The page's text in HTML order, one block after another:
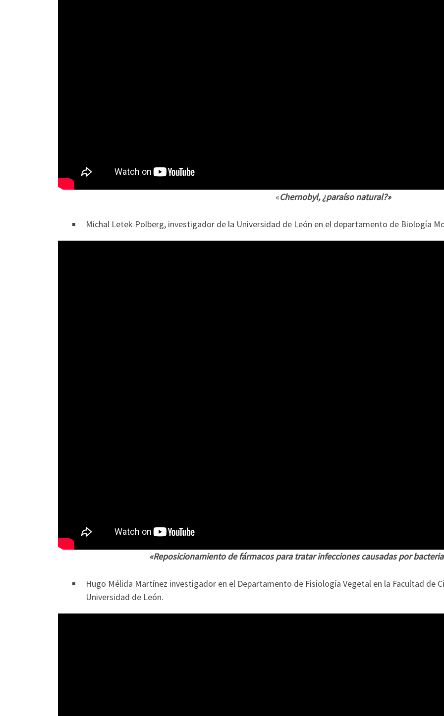
«Chernobyl, ¿paraíso natural?»
Michal Letek Polberg, investigador de la Universidad de León en el departamento de Biología
«Reposicionamiento de fármacos para tratar infecciones causadas por
Hugo Mélida Martínez investigador en el Departamento de Fisiología Vegetal en la Facultad de
Universidad de León.